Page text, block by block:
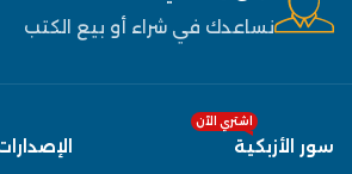
نساعدك في شراء أو بيع الكتب
سور الأزبكية
اشتري الآن